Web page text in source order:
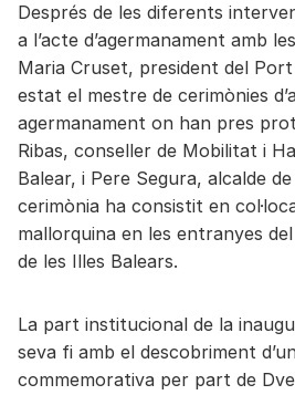
Després de les diferents
a l’acte d’agermanament amb
Maria Cruset, president del
estat el mestre de cerimònies
agermanament on han pres
Ribas, conseller de Mobilitat i
Balear, i Pere Segura, alcalde
cerimònia ha consistit en
mallorquina en les entranyes
de les Illes Balears.
La part institucional de la
seva fi amb el descobriment
commemorativa per part de